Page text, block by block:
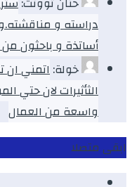
دراسته و
أساتذة و باحثون
خولة:اتمني ان
الثأثيرات لان
واسعة من العمال
ابقى متصلا